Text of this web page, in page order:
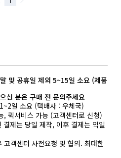
및 공휴일 제외 5~15일 소요 (제품
신 분은 구매 전 문의주세요
일 소요 (택배사 : 우체국)
, 퀵서비스 가능 (고객센터로 신청)
결제는 당일 제작, 이후 결제는 익일
고객센터 사전요청 및 협의. 최대한